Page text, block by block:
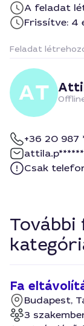
A feladat
Frissítve: 4
Feladat
+36 20 987
Csak
További
Fa
Budapest,
3